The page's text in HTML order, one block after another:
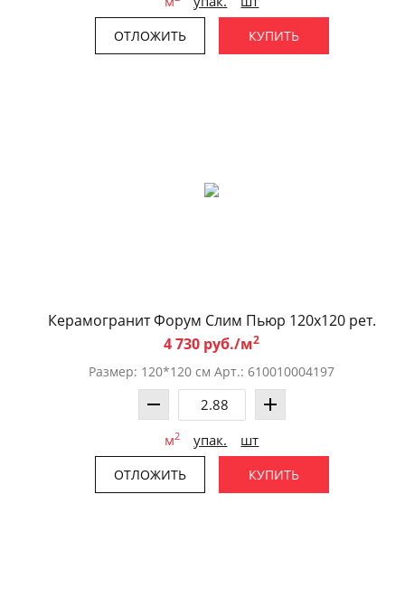
ОТЛОЖИТЬ КУПИТЬ
Керамогранит Форум Слим Пьюр 120x120 рет.
4 730 руб./м2
Размер: 120*120 см Арт.: 610010004197
м2 упак. шт
ОТЛОЖИТЬ КУПИТЬ